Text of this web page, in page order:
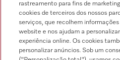
Pesquisa de distribuidores
rastreamento para fins de
cookies de terceiros dos nossos
serviços, que recolhem
website e nos ajudam a
experiência online. Os cookies
personalizar anúncios. Sob um